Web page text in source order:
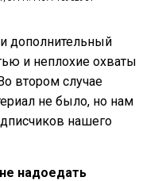
дополнительный
и неплохие охваты
втором случае
не было, но нам
нашего
надоедать